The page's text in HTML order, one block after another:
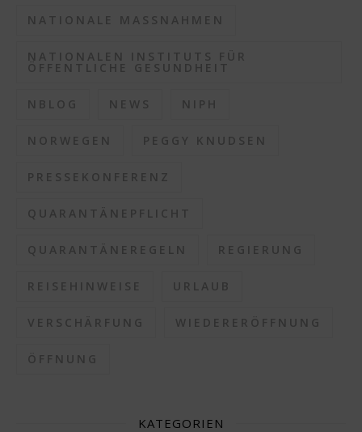
NATIONALE MASSNAHMEN
NATIONALEN INSTITUTS FÜR
ÖFFENTLICHE GESUNDHEIT
NBLOG NEWS NIPH
NORWEGEN PEGGY KNUDSEN
PRESSEKONFERENZ
QUARANTÄNEPFLICHT
QUARANTÄNEREGELN REGIERUNG
REISEHINWEISE URLAUB
VERSCHÄRFUNG WIEDERERÖFFNUNG
ÖFFNUNG
KATEGORIEN